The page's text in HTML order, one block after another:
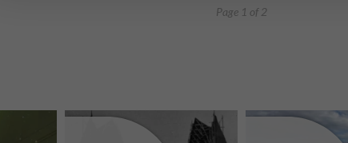
Page 1 of 2